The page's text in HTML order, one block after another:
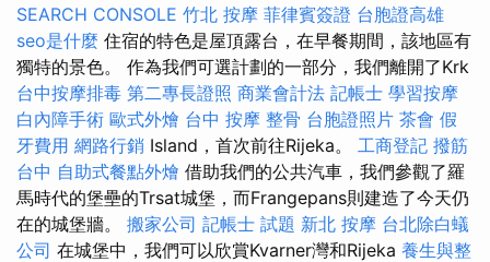
SEARCH CONSOLE 竹北 按摩 菲律賓簽證 台胞證高雄
seo是什麼 住宿的特色是屋頂露台，在早餐期間，該地區有
獨特的景色。 作為我們可選計劃的一部分，我們離開了Krk
台中按摩排毒 第二專長證照 商業會計法 記帳士 學習按摩
白內障手術 歐式外燴 台中 按摩 整骨 台胞證照片 茶會 假
牙費用 網路行銷 Island，首次前往Rijeka。 工商登記 撥筋
台中 自助式餐點外燴 借助我們的公共汽車，我們參觀了羅
馬時代的堡壘的Trsat城堡，而Frangepans則建造了今天仍
在的城堡牆。 搬家公司 記帳士 試題 新北 按摩 台北除白蟻
公司 在城堡中，我們可以欣賞Kvarner灣和Rijeka 養生與整